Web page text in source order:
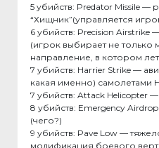
5 убийств: Predator Missile —
“Хищник”(управляется
6 убийств: Precision
(игрок выбирает не только
направление, в котором
7 убийств: Harrier Strike —
какая именно) самолетами
7 убийств: Attack Helicopter
8 убийств: Emergency
(чего?)
9 убийств: Pave Low —
модификация боевого